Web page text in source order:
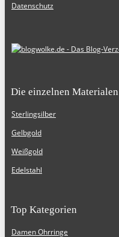
Datenschutz
Die einzelnen Materialen
Sterlingsilber
Gelbgold
Weißgold
Edelstahl
Top Kategorien
Damen Ohrringe